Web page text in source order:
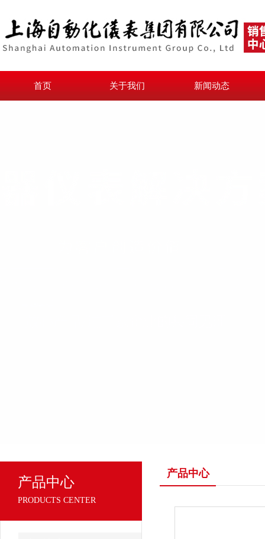
首页 关于我们 新闻动态
产品中心
PRODUCTS CENTER
产品中心